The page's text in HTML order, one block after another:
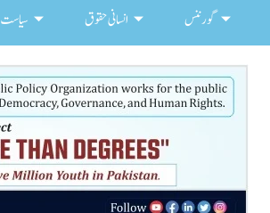
گورننس انسانی حقوق سیاست